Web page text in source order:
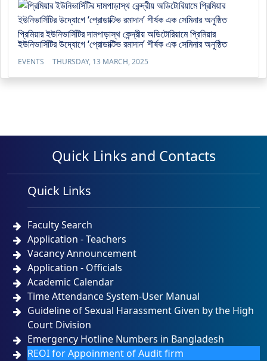
প্রিমিয়ার ইউনিভার্সিটির দামপাড়াস্থ কেন্দ্রীয় অডিটোরিয়ামে প্রিমিয়ার
ইউনিভার্সিটির উদ্যোগে ‘প্রোডাক্টিভ রমাদান’ শীর্ষক এক সেমিনার অনুষ্ঠিত
EVENTS THURSDAY, 13 MARCH, 2025
Quick Links and Contacts
Quick Links
Faculty Search
Application - Teachers
Vacancy Announcement
Application - Officials
Academic Calendar
Time Attendance System-User Manual
Guideline of Sexual Harassment Given by the High
Court Division
Emergency Hotline Numbers in Bangladesh
REOI for Appoinment of Audit firm